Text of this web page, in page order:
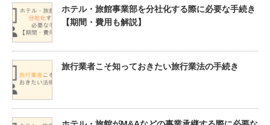
ホテル・旅館事業部を分社化する際に必要な手続き
【期間・費用も解説】
旅行業者こそ知っておきたい旅行業法の手続き